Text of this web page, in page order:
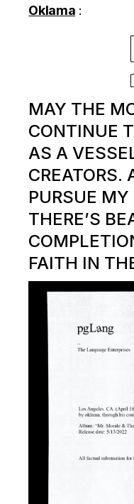
Oklama :
MAY THE
CONTINUE
AS A
CREATORS.
PURSUE MY
THERE’S
FAITH IN